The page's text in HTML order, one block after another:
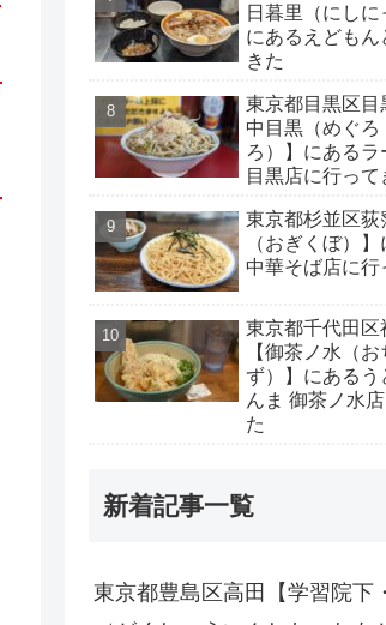
日暮里（にしに
にあるえどもん
きた
東京都目黒区目
中目黒（めぐろ
ろ）】にあるラ
目黒店に行って
東京都杉並区荻
（おぎくぼ）
中華そば店に行
東京都千代田区
【御茶ノ水（
ず）】にあるう
んま 御茶ノ水
た
新着記事一覧
東京都豊島区高田【学習院下